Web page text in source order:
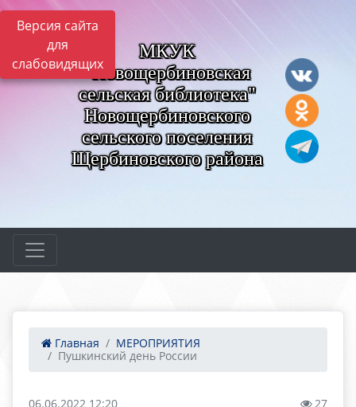
Версия сайта
для
слабовидящих
МКУК
"Новощербиновская
сельская библиотека"
Новощербиновского
сельского поселения
Щербиновского района
Главная
МЕРОПРИЯТИЯ
Пушкинский день России
06.06.2022 12:20 27